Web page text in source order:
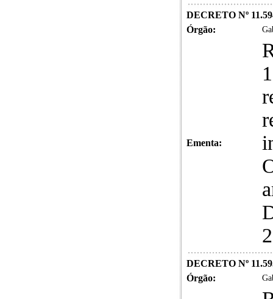
DECRETO Nº
Órgão:
Ementa:
DECRETO Nº
Órgão: